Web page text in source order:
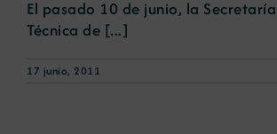
El pasado 10 de junio, la
Técnica de [...]
17 junio, 2011